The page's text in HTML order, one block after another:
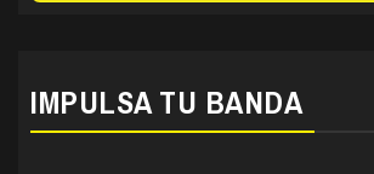
IMPULSA TU BANDA